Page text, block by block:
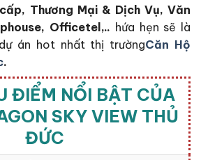
Thương Mại & Dịch Vụ, Văn
Officetel,.. hứa hẹn sẽ là
án hot nhất thị trườngCăn Hộ
.
ĐIỂM NỔI BẬT CỦA
SKY VIEW THỦ
ĐỨC